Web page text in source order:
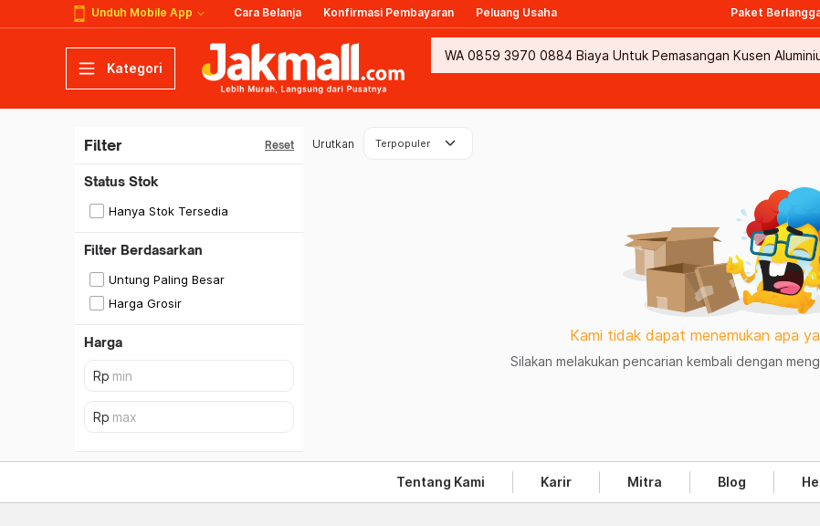
Unduh Mobile App Cara Belanja Konfirmasi Pembayaran Peluang Usaha Paket
Kategori
Filter Reset
Status Stok
Hanya Stok Tersedia
Filter Berdasarkan
Untung Paling Besar
Harga Grosir
Harga
Urutkan Terpopuler keyboard_arrow_down
Kami tidak dapat menemukan apa
Silakan melakukan pencarian kembali dengan
Tentang Kami Karir Mitra Blog